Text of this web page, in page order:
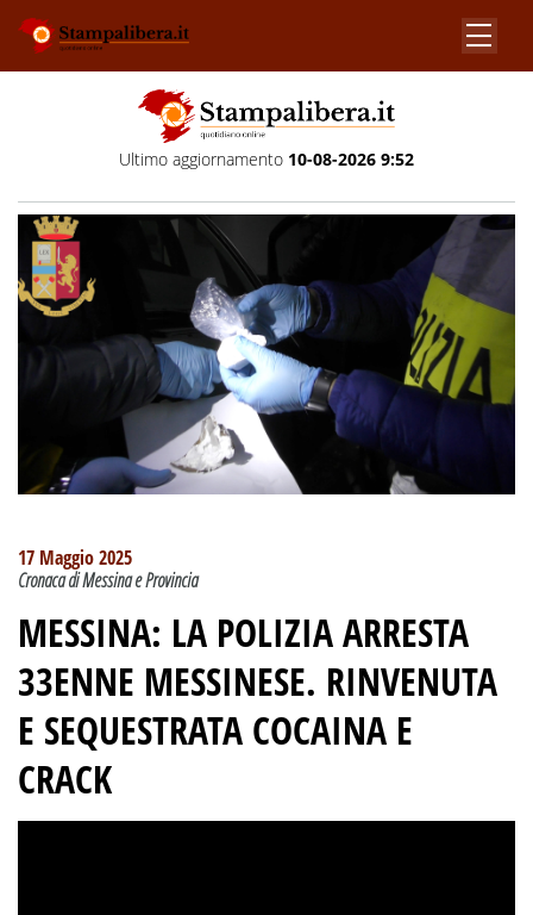
Ultimo aggiornamento 10-08-2026 9:52
17 Maggio 2025
Cronaca di Messina e Provincia
MESSINA: LA POLIZIA ARRESTA
33ENNE MESSINESE. RINVENUTA
E SEQUESTRATA COCAINA E
CRACK